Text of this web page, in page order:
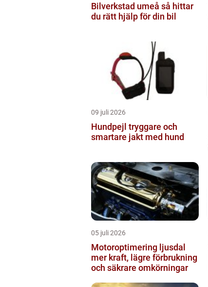
Bilverkstad umeå så hittar
du rätt hjälp för din bil
09 juli 2026
Hundpejl tryggare och
smartare jakt med hund
05 juli 2026
Motoroptimering ljusdal
mer kraft, lägre förbrukning
och säkrare omkörningar